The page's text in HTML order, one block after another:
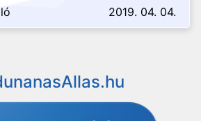
2019. 04. 04.